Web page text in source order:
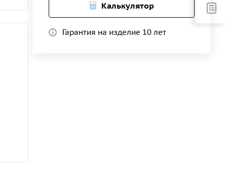
Калькулятор
Гарантия на изделие 10 лет